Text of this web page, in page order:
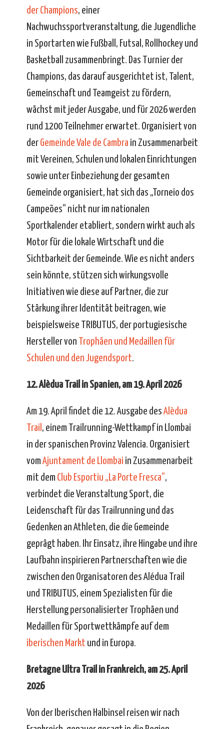
der Champions, einer
Nachwuchssportveranstaltung, die Jugendliche
in Sportarten wie Fußball, Futsal, Rollhockey und
Basketball zusammenbringt. Das Turnier der
Champions, das darauf ausgerichtet ist, Talent,
Gemeinschaft und Teamgeist zu fördern,
wächst mit jeder Ausgabe, und für 2026 werden
rund 1200 Teilnehmer erwartet. Organisiert von
der Gemeinde Vale de Cambra in Zusammenarbeit
mit Vereinen, Schulen und lokalen Einrichtungen
sowie unter Einbeziehung der gesamten
Gemeinde organisiert, hat sich das „Torneio dos
Campeões“ nicht nur im nationalen
Sportkalender etabliert, sondern wirkt auch als
Motor für die lokale Wirtschaft und die
Sichtbarkeit der Gemeinde. Wie es nicht anders
sein könnte, stützen sich wirkungsvolle
Initiativen wie diese auf Partner, die zur
Stärkung ihrer Identität beitragen, wie
beispielsweise TRIBUTUS, der portugiesische
Hersteller von
Trophäen und Medaillen für
Schulen und den Jugendsport.
12. Alèdua Trail in Spanien, am 19. April 2026
Am 19. April findet die 12. Ausgabe desAlèdua
Trail , einem Trailrunning-Wettkampf in Llombai
in der spanischen Provinz Valencia. Organisiert
vomAjuntament de Llombai in Zusammenarbeit
mit dem Club Esportiu „La Porte Fresca“,
verbindet die Veranstaltung Sport, die
Leidenschaft für das Trailrunning und das
Gedenken an Athleten, die die Gemeinde
geprägt haben. Ihr Einsatz, ihre Hingabe und ihre
Laufbahn inspirieren Partnerschaften wie die
zwischen den Organisatoren des Alédua Trail
und TRIBUTUS, einem Spezialisten für die
Herstellung personalisierter Trophäen und
Medaillen für Sportwettkämpfe auf dem
iberischen Markt und in Europa.
Bretagne Ultra Trail in Frankreich, am 25. April
2026
Von der Iberischen Halbinsel reisen wir nach